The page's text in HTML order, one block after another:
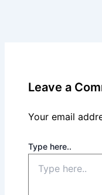
Leave a
Your email
Type here..